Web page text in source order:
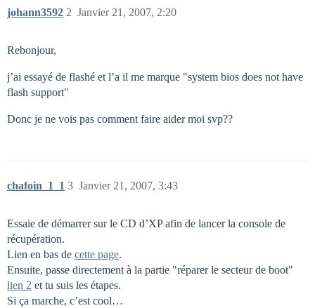
johann3592 Janvier 21, 2007, 2:20
2
Rebonjour,
j’ai essayé de flashé et l’a il me marque "system bios does not have
flash support"
Donc je ne vois pas comment faire aider moi svp??
chafoin_1_1 Janvier 21, 2007, 3:43
3
Essaie de démarrer sur le CD d’XP afin de lancer la console de
récupération.
Lien en bas de cette page.
Ensuite, passe directement à la partie "réparer le secteur de boot"
lien 2 et tu suis les étapes.
Si ça marche, c’est cool…